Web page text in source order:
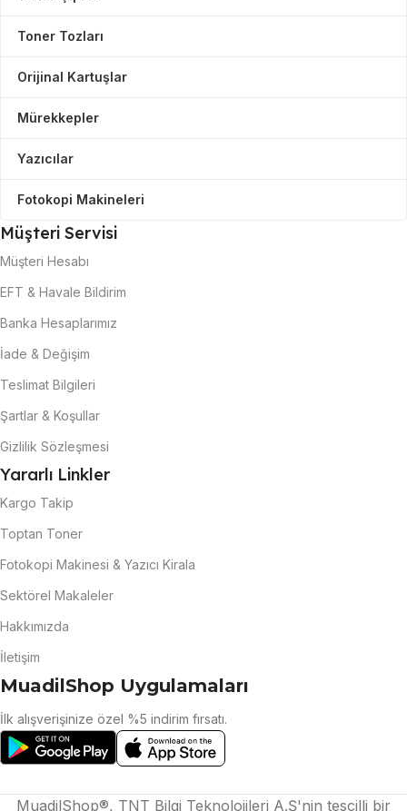
Toner Tozları
Orijinal Kartuşlar
Mürekkepler
Yazıcılar
Fotokopi Makineleri
Müşteri Servisi
Müşteri Hesabı
EFT & Havale Bildirim
Banka Hesaplarımız
İade & Değişim
Teslimat Bilgileri
Şartlar & Koşullar
Gizlilik Sözleşmesi
Yararlı Linkler
Kargo Takip
Toptan Toner
Fotokopi Makinesi & Yazıcı Kirala
Sektörel Makaleler
Hakkımızda
İletişim
MuadilShop Uygulamaları
İlk alışverişinize özel %5 indirim fırsatı.
MuadilShop®, TNT Bilgi Teknolojileri A.Ş'nin tescilli bir